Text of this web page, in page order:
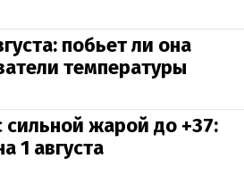
побьет ли она
температуры
сильной жарой до +37:
1 августа